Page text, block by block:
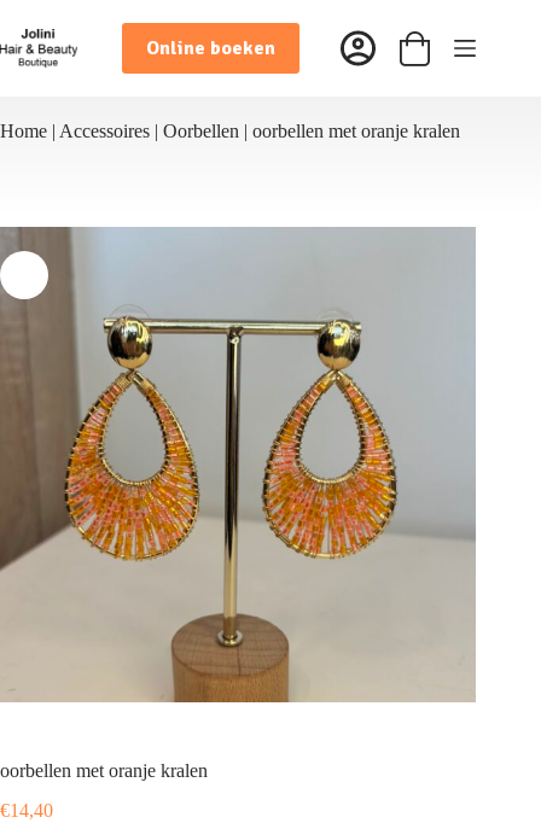
naar
de
inhoud
Online boeken Winkelwagen
Home | Accessoires | Oorbellen | oorbellen met oranje kralen
oorbellen met oranje kralen
€14,40